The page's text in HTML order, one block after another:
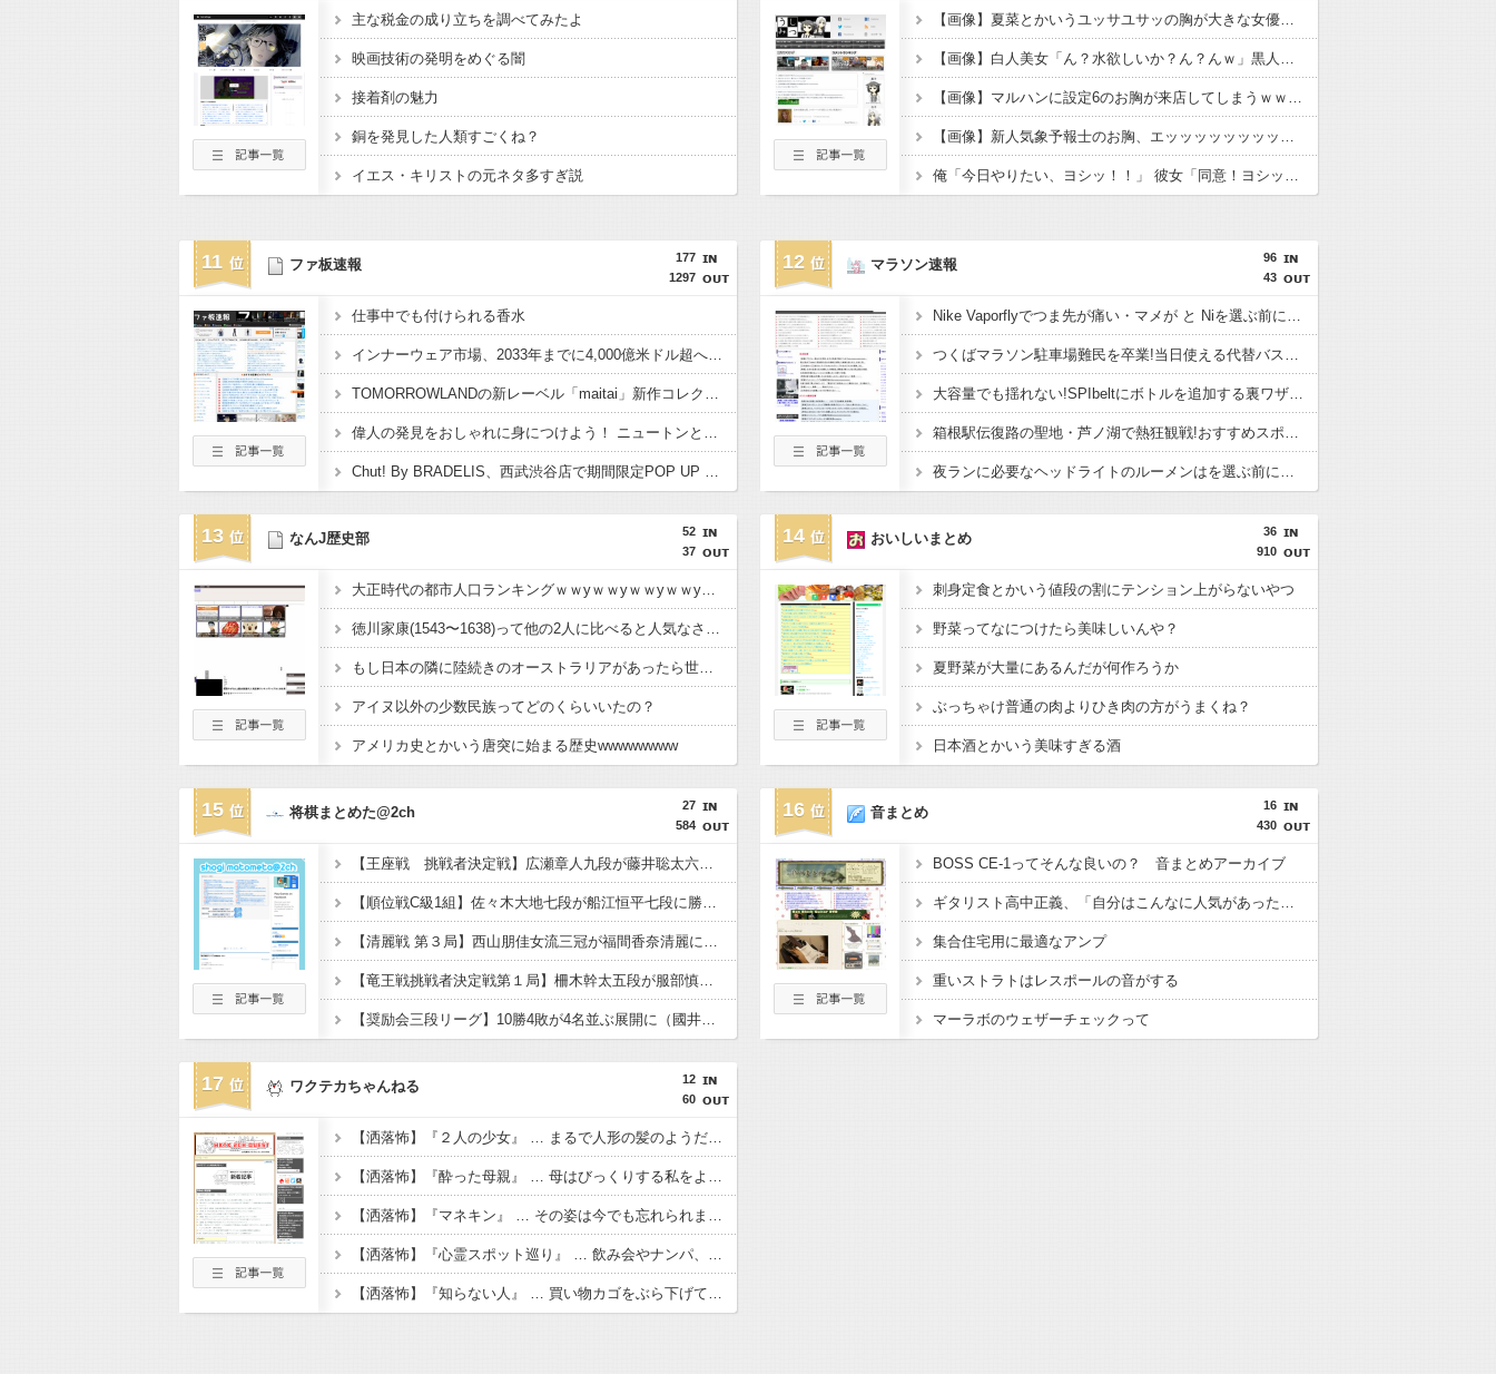
主な税金の成り立ちを調べてみたよ
映画技術の発明をめぐる闇
接着剤の魅力
銅を発見した人類すごくね？
イエス・キリストの元ネタ多すぎ説
【画像】夏菜とかいうユッサユサッの胸が大きな女優♡♡♡♡♡♡♡♡♡
【画像】白人美女「ん？水欲しいか？ん？んｗ」黒人ガキ「あっ…あっ…」→結果ｗｗｗｗｗｗｗｗ
【画像】マルハンに設定6のお胸が来店してしまうｗｗｗｗｗｗｗｗｗｗｗｗｗ
【画像】新人気象予報士のお胸、エッッッッッッッッッッッッッッッ！！
俺「今日やりたい、ヨシッ！！」 彼女「同意！ヨシッ！」 俺＆彼女「ご安全に！！！」⇒ｗｗ
11
177
1297
ファ板速報
仕事中でも付けられる香水
インナーウェア市場、2033年までに4,000億米ドル超へ成長予測 – サステナビリティとEコマースが牽引
TOMORROWLANDの新レーベル「maitai」新作コレクションに、「UNDYED」の素材が採用
偉人の発見をおしゃれに身につけよう！ ニュートンとガリレオの有名な発見をモチーフにした、クールタッチTシャツ&トートバッグが発売されました【QurioStore】
Chut! By BRADELIS、西武渋谷店で期間限定POP UP STOREを開催！全商品展開＆新作10%OFFの特別な6日間
12
96
43
マラソン速報
Nike Vaporflyでつま先が痛い・マメが と Niを選ぶ前に。履き心地と失敗しやす
つくばマラソン駐車場難民を卒業!当日使える代替バス&乗り換をレースで使う前に。向いている走
大容量でも揺れない!SPIbeltにボトルを追加する裏ワザで後悔しないために。走る前の確認
箱根駅伝復路の聖地・芦ノ湖で熱狂観戦!おすすめスポットと防を選ぶ前に。履き心地と失敗しやす
夜ランに必要なヘッドライトのルーメンはを選ぶ前に。履き心地と失敗しやすい点
13
52
37
なんJ歴史部
大正時代の都市人口ランキングｗｗyｗｗyｗｗyｗｗyｗｗ
徳川家康(1543〜1638)って他の2人に比べると人気なさすぎじゃね？
もし日本の隣に陸続きのオーストラリアがあったら世界の歴史はどう変わってた？
アイヌ以外の少数民族ってどのくらいいたの？
アメリカ史とかいう唐突に始まる歴史wwwwwwww
14
36
910
おいしいまとめ
刺身定食とかいう値段の割にテンション上がらないやつ
野菜ってなにつけたら美味しいんや？
夏野菜が大量にあるんだが何作ろうか
ぶっちゃけ普通の肉よりひき肉の方がうまくね？
日本酒とかいう美味すぎる酒
15
27
584
将棋まとめた@2ch
【王座戦 挑戦者決定戦】広瀬章人九段が藤井聡太六冠に勝利し、伊藤匠王座への挑戦権を得る 終盤は評価値の乱高下が止まらず
【順位戦C級1組】佐々木大地七段が船江恒平七段に勝利し、２勝１敗に ３戦全勝は鈴木大介九段、高野智史六段、上野裕寿六段、畠山鎮八段、黒田尭之六段の５名に
【清麗戦 第３局】西山朋佳女流三冠が福間香奈清麗に勝利し
【竜王戦挑戦者決定戦第１局】柵木幹太五段が服部慎一郎七段に勝利 竜王戦挑戦へ王手をかけ、公式戦16連勝に伸ばす
【奨励会三段リーグ】10勝4敗が4名並ぶ展開に（國井・木村・花村・渡邊） 残りはあと４局
16
16
430
音まとめ
BOSS CE-1ってそんな良いの？ 音まとめアーカイブ
ギタリスト高中正義、「自分はこんなに人気があったのか」デビュー50年後に海外で“大バズり”で現地の反応「若いファンが出待ち」
集合住宅用に最適なアンプ
重いストラトはレスポールの音がする
マーラボのウェザーチェックって
17
12
60
ワクテカちゃんねる
【洒落怖】『２人の少女』 … まるで人形の髪のようだと思ったのを今でも覚えています
【洒落怖】『酔った母親』 … 母はびっくりする私をよそに「あんた誰？！」と言い放った
【洒落怖】『マネキン』 … その姿は今でも忘れられません こちらをまっすぐ見つめているようでした
【洒落怖】『心霊スポット巡り』 … 飲み会やナンパ、心霊スポットに凸する位しかない退屈な街だ
【洒落怖】『知らない人』 … 買い物カゴをぶら下げてうろうろしていると、急に手をつかまれ